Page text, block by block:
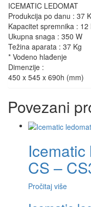
ICEMATIC LEDOMAT
Produkcija po danu : 37
Kapacitet spremnika : 12
Ukupna snaga : 350 W
Težina aparata : 37 Kg
* Vodeno hlađenje
Dimenzije :
450 x 545 x 690h (mm)
Povezani
CS –
Pročitaj više